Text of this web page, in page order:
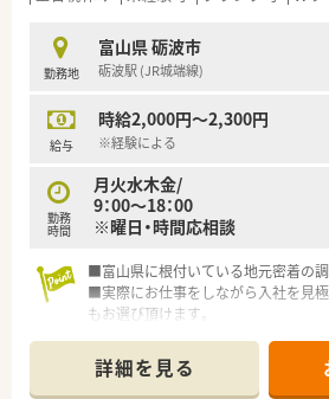
勤務地
富山県 砺波市
砺波駅 (JR城端線)
給与
時給2,000円～2,300円
※経験による
勤務
時間
月火水木金/
9：00～18：00
※曜日・時間応相談
■富山県に根付いている地元密着の調
■実際にお仕事をしながら入社を見
もお選び頂けます。
詳細を見る